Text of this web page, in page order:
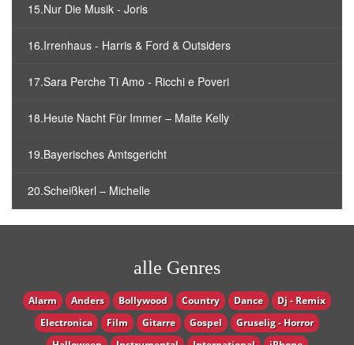
15.Nur Die Musik - Joris
16.Irrenhaus - Harris & Ford & Outsiders
17.Sara Perche Ti Amo - Ricchi e Poveri
18.Heute Nacht Für Immer – Maite Kelly
19.Bayerisches Amtsgericht
20.Scheißkerl – Michelle
alle Genres
Alarm Anders Bollywood Country Dance
Dj - Remix
Electronica
Film Gitarre Gospel
Gruselig - Horror